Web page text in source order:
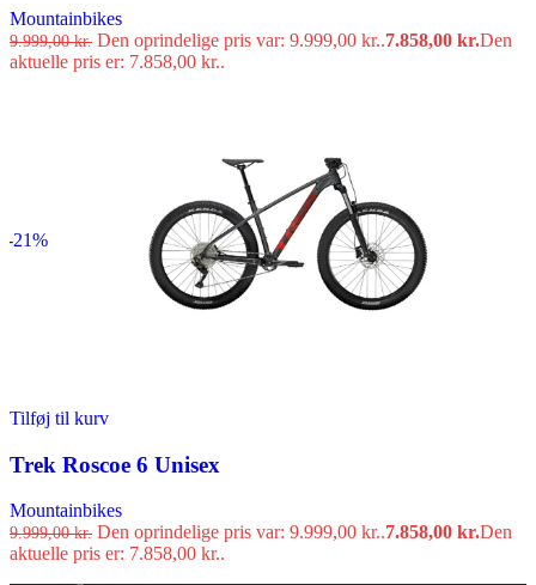
Mountainbikes
9.999,00kr. Den oprindelige pris var: 9.999,00 kr..7.858,00 kr.Den
aktuelle pris er: 7.858,00 kr..
-21%
Tilføj til kurv
Trek Roscoe 6 Unisex
Mountainbikes
9.999,00kr. Den oprindelige pris var: 9.999,00 kr..7.858,00 kr.Den
aktuelle pris er: 7.858,00 kr..